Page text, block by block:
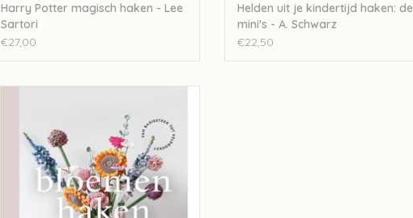
Harry Potter magisch haken - Lee
Sartori
€27,00
Helden uit je kindertijd haken: de
mini's - A. Schwarz
€22,50
TOEVOEGEN AAN WINKELWAGEN